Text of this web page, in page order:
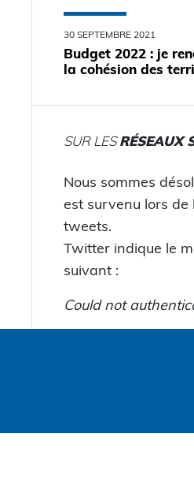
30 SEPTEMBRE 2021
Budget 2022 : je
la cohésion des
SUR LESRÉSEAUX
Nous sommes
est survenu lors
tweets.
Twitter indique le
suivant :
Could not